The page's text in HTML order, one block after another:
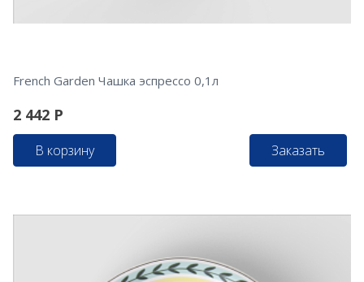
French Garden Чашка эспрессо 0,1л
2 442 Р
В корзину Заказать